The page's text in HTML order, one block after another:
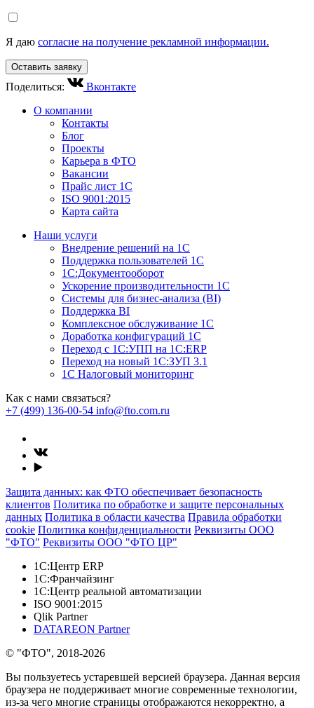
Я даю согласие на получение рекламной информации.
Поделиться:
Вконтакте
О компании
Контакты
Блог
Проекты
Карьера в ФТО
Вакансии
Прайс лист 1С
ISO 9001:2015
Карта сайта
Наши услуги
Внедрение решений на 1С
Поддержка пользователей 1С
1С:Документооборот
Ускорение производительности 1С
Системы для бизнес-анализа (BI)
Поддержка BI
Комплексное обслуживание 1С
Доработка конфигураций 1С
Переход с 1С:УПП на 1С:ERP
Переход на новый 1C:ЗУП 3.1
1С Налоговый мониторинг
Как с нами связаться?
+7 (499) 136-00-54 info@fto.com.ru
Защита данных: как ФТО обеспечивает безопасность
клиентов Политика по обработке и защите персональных
данных Политика в области качества Правила обработки
cookie Политика конфиденциальности Реквизиты ООО
"ФТО" Реквизиты ООО "ФТО ЦР"
1С:Центр ERP
1С:Франчайзинг
1С:Центр реальной автоматизации
ISO 9001:2015
Qlik Partner
DATAREON Partner
© "ФТО", 2018-2026
Вы пользуетесь устаревшей версией браузера. Данная версия
браузера не поддерживает многие современные технологии,
из-за чего многие страницы отображаются некорректно, а